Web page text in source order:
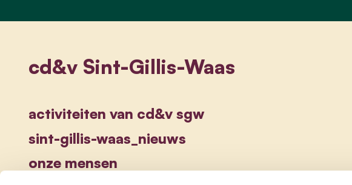
cd&v Sint-Gillis-Waas
activiteiten van cd&v sgw
sint-gillis-waas_nieuws
onze mensen